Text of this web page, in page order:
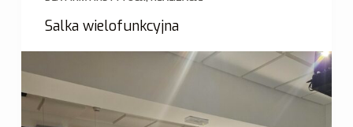
Salka wielofunkcyjna